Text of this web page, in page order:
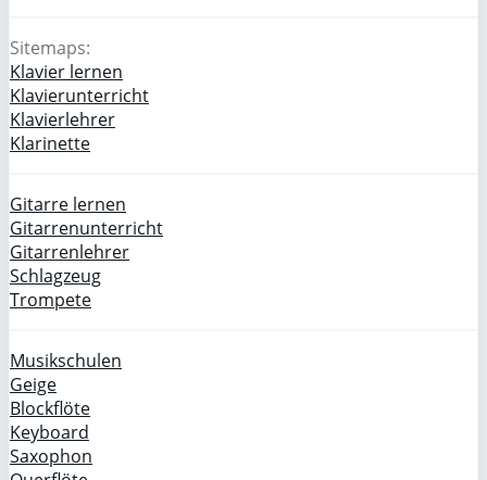
Sitemaps:
Klavier lernen
Klavierunterricht
Klavierlehrer
Klarinette
Gitarre lernen
Gitarrenunterricht
Gitarrenlehrer
Schlagzeug
Trompete
Musikschulen
Geige
Blockflöte
Keyboard
Saxophon